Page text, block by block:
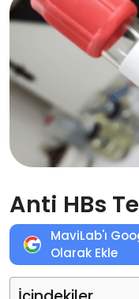
Anti HBs
MaviLab'ı
Olarak Ekle